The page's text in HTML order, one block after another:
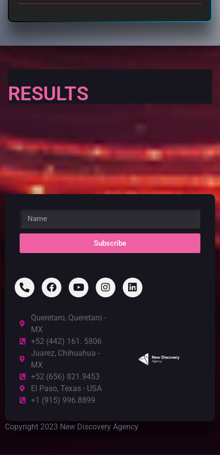
RESULTS
Subscribe
Queretaro, Queretaro -
MX
+52 (442) 161. 5806
Juarez, Chihuahua -
MX
+52 (656) 821.9453
El Paso, Texas - USA
+1 (915) 996.8899
Copyright 2023 New Discovery Agency